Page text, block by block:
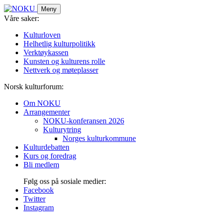
Skip
to
Meny
Våre saker:
Kulturloven
Helhetlig kulturpolitikk
Verktøykassen
Kunsten og kulturens rolle
Nettverk og møteplasser
Norsk kulturforum:
Om NOKU
Arrangementer
NOKU-konferansen 2026
Kulturytring
Norges kulturkommune
Kulturdebatten
Kurs og foredrag
Bli medlem
Følg oss på sosiale medier:
Facebook
Twitter
Instagram